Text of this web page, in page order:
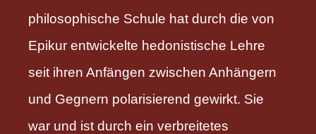
philosophische Schule hat durch die von
Epikur entwickelte hedonistische Lehre
seit ihren Anfängen zwischen Anhängern
und Gegnern polarisierend gewirkt. Sie
war und ist durch ein verbreitetes